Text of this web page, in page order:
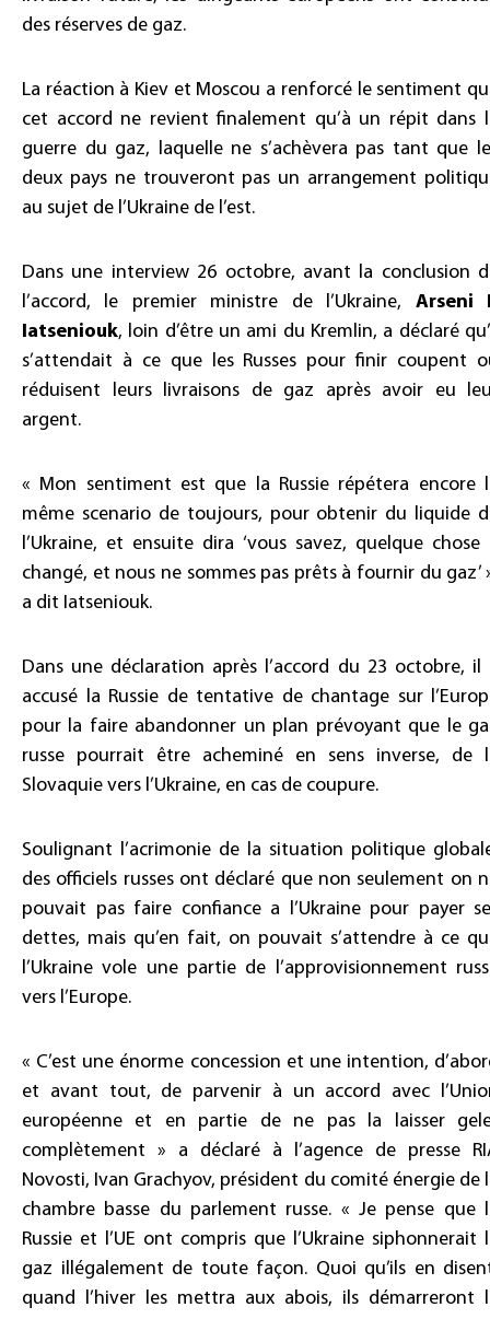
des réserves de gaz.
La réaction à Kiev et Moscou a renforcé le sentiment
cet accord ne revient finalement qu’à un répit dans
guerre du gaz, laquelle ne s’achèvera pas tant que
deux pays ne trouveront pas un arrangement
au sujet de l’Ukraine de l’est.
Dans une interview 26 octobre, avant la conclusion
l’accord, le premier ministre de l’Ukraine, Arseni
Iatseniouk, loin d’être un ami du Kremlin, a déclaré
s’attendait à ce que les Russes pour finir coupent
réduisent leurs livraisons de gaz après avoir eu
argent.
« Mon sentiment est que la Russie répétera encore
même scenario de toujours, pour obtenir du liquide
l’Ukraine, et ensuite dira ‘vous savez, quelque chose
changé, et nous ne sommes pas prêts à fournir du gaz’
a dit Iatseniouk.
Dans une déclaration après l’accord du 23 octobre, il
accusé la Russie de tentative de chantage sur
pour la faire abandonner un plan prévoyant que le
russe pourrait être acheminé en sens inverse, de
Slovaquie vers l’Ukraine, en cas de coupure.
Soulignant l’acrimonie de la situation politique
des officiels russes ont déclaré que non seulement on
pouvait pas faire confiance a l’Ukraine pour payer
dettes, mais qu’en fait, on pouvait s’attendre à ce
l’Ukraine vole une partie de l’approvisionnement
vers l’Europe.
« C’est une énorme concession et une intention,
et avant tout, de parvenir à un accord avec
européenne et en partie de ne pas la laisser
complètement » a déclaré à l’agence de presse
Novosti, Ivan Grachyov, président du comité énergie de
chambre basse du parlement russe. « Je pense que
Russie et l’UE ont compris que l’Ukraine siphonnerait
gaz illégalement de toute façon. Quoi qu’ils en
quand l’hiver les mettra aux abois, ils démarreront